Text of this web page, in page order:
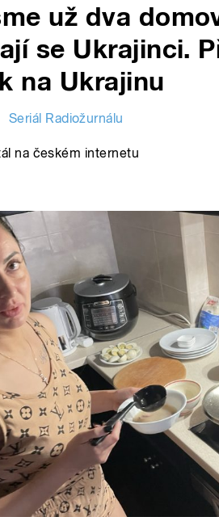
už dva
se Ukrajinci.
na Ukrajinu
Seriál Radiožurnálu
na českém internetu